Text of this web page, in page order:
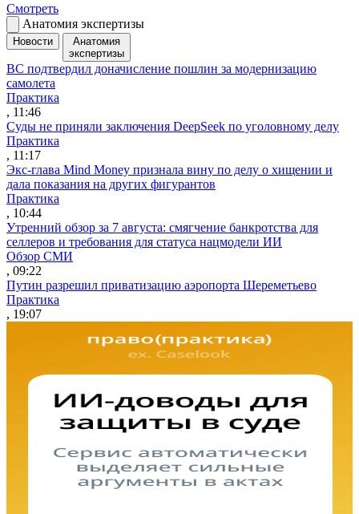
Смотреть
Анатомия экспертизы
Новости
Анатомия
экспертизы
ВС подтвердил доначисление пошлин за модернизацию
самолета
Практика
, 11:46
Суды не приняли заключения DeepSeek по уголовному делу
Практика
, 11:17
Экс-глава Mind Money признала вину по делу о хищении и
дала показания на других фигурантов
Практика
, 10:44
Утренний обзор за 7 августа: смягчение банкротства для
селлеров и требования для статуса нацмодели ИИ
Обзор СМИ
, 09:22
Путин разрешил приватизацию аэропорта Шереметьево
Практика
, 19:07